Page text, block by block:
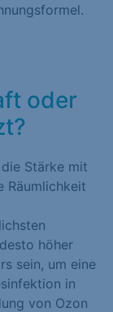
oder
Stärke mit
Räumlichkeit
höher
sein, um eine
in
von Ozon